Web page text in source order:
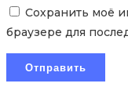
Сохранить моё
браузере для